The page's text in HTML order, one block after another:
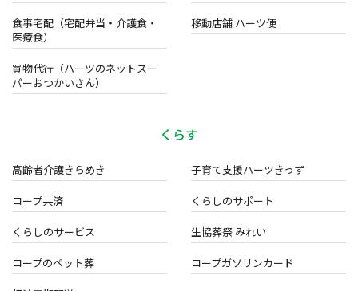
食事宅配（宅配弁当・介護食・
医療食）
移動店舗 ハーツ便
買物代行（ハーツのネットスー
パーおつかいさん）
くらす
高齢者介護きらめき 子育て支援ハーツきっず
コープ共済 くらしのサポート
くらしのサービス 生協葬祭 みれい
コープのペット葬 コープガソリンカード